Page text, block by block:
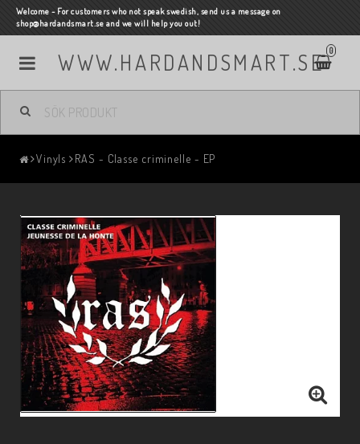
Welcome - For customers who not speak swedish, send us a message on
shop@hardandsmart.se and we will help you out!
WWW.HARDANDSMART.SE 0
Vinyls RAS - Classe criminelle - EP